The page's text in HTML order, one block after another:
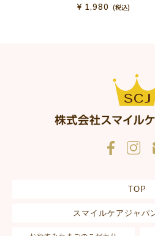
¥ 1,980 税込
TOP
スマイルケアジャパ